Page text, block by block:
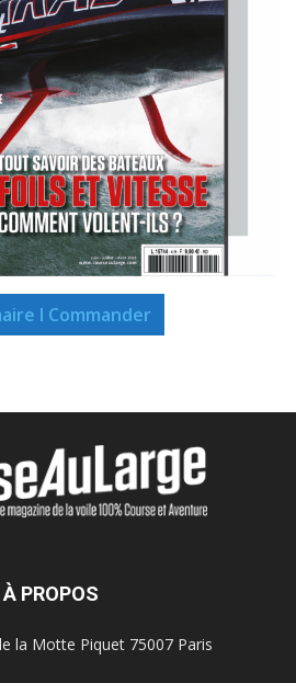
I Commander
À PROPOS
la Motte Piquet 75007 Paris